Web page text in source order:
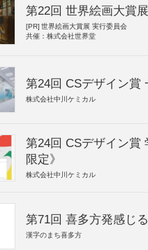
第22回 世界絵画大賞
[PR] 世界絵画大賞展 実行委員会
共催：株式会社世界堂
第24回 CSデザイン賞
株式会社中川ケミカル
第24回 CSデザイン賞
限定》
株式会社中川ケミカル
第71回 喜多方発感じ
漢字のまち喜多方